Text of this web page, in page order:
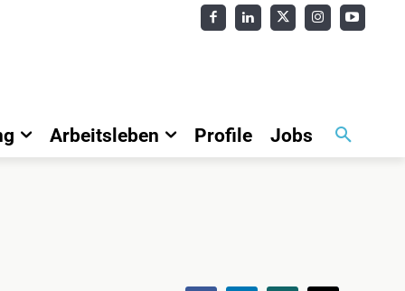
Arbeitsleben Profile Jobs